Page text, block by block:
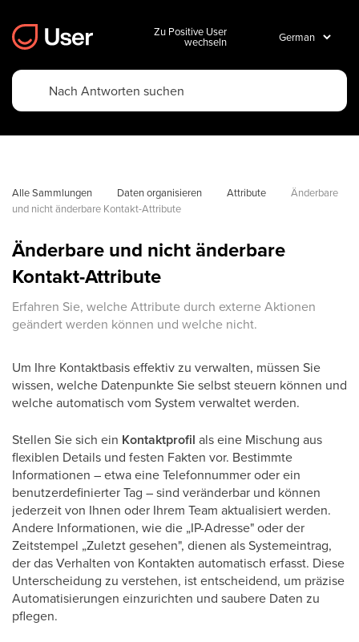
Zu Positive User
wechseln
Alle Sammlungen Daten organisieren Attribute
Änderbare
und nicht änderbare Kontakt-Attribute
Änderbare und nicht änderbare
Kontakt-Attribute
Erfahren Sie, welche Attribute durch externe Aktionen
geändert werden können und welche nicht.
Um Ihre Kontaktbasis effektiv zu verwalten, müssen Sie
wissen, welche Datenpunkte Sie selbst steuern können und
welche automatisch vom System verwaltet werden.
Stellen Sie sich ein Kontaktprofil als eine Mischung aus
flexiblen Details und festen Fakten vor. Bestimmte
Informationen – etwa eine Telefonnummer oder ein
benutzerdefinierter Tag – sind veränderbar und können
jederzeit von Ihnen oder Ihrem Team aktualisiert werden.
Andere Informationen, wie die „IP-Adresse" oder der
Zeitstempel „Zuletzt gesehen", dienen als Systemeintrag,
der das Verhalten von Kontakten automatisch erfasst. Diese
Unterscheidung zu verstehen, ist entscheidend, um präzise
Automatisierungen einzurichten und saubere Daten zu
pflegen.